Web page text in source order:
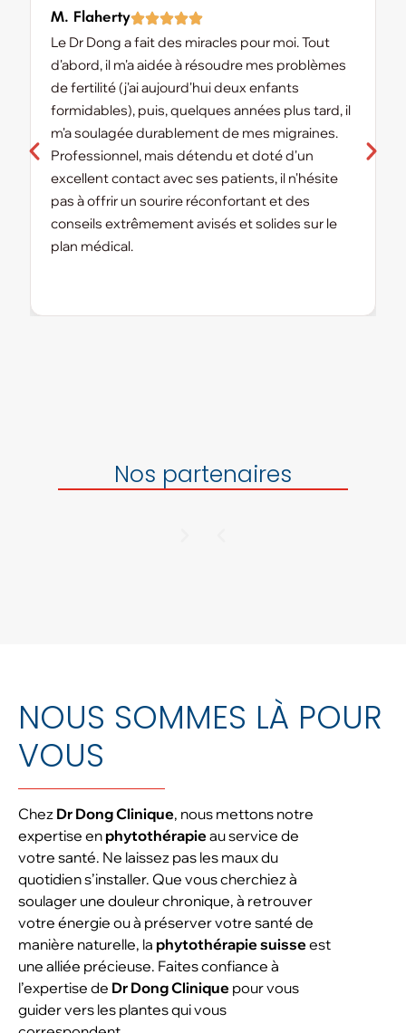
M. Flaherty
Le Dr Dong a fait des miracles pour moi. Tout
d'abord, il m'a aidée à résoudre mes problèmes
de fertilité (j'ai aujourd'hui deux enfants
formidables), puis, quelques années plus tard, il
m'a soulagée durablement de mes migraines.
Professionnel, mais détendu et doté d'un
excellent contact avec ses patients, il n'hésite
pas à offrir un sourire réconfortant et des
conseils extrêmement avisés et solides sur le
plan médical.
Nos partenaires
NOUS SOMMES LÀ POUR
VOUS
Chez Dr DongClinique, nous mettons notre
expertise en phytothérapie au service de
votre santé. Ne laissez pas les maux du
quotidien s’installer. Que vous cherchiez à
soulager une douleur chronique, à retrouver
votre énergie ou à préserver votre santé de
manière naturelle, la phytothérapie suisse est
une alliée précieuse. Faites confiance à
l’expertise de Dr DongClinique pour vous
guider vers les plantes qui vous